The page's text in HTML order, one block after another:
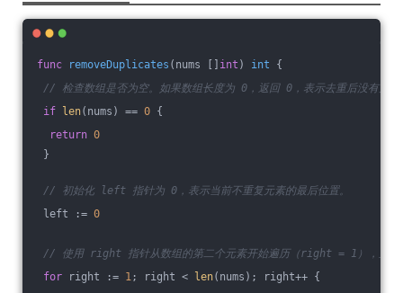
func removeDuplicates (nums [] int ) int {
// 检查数组是否为空。如果数组长度为 0，返回 0，表示去重后没有元素
if
len(nums) == 0 {
return 0
}
// 初始化 left 指针为 0，表示当前不重复元素的最后位置。
left := 0
// 使用 right 指针从数组的第二个元素开始遍历（right = 1），直到
for right := 1; right < len(nums); right++ {